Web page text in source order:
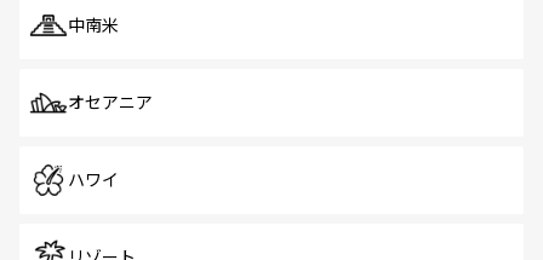
中南米
オセアニア
ハワイ